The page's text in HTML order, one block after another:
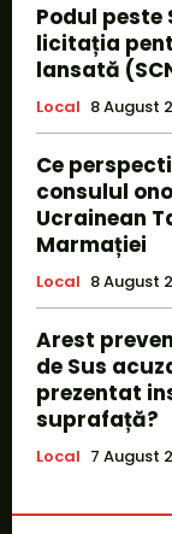
Podul
licitația
lansată
Local 8 August
Ce
consulul
Ucrainean
Marmației
Local 8 August
Arest
de Sus
prezentat
suprafață?
Local 7 August